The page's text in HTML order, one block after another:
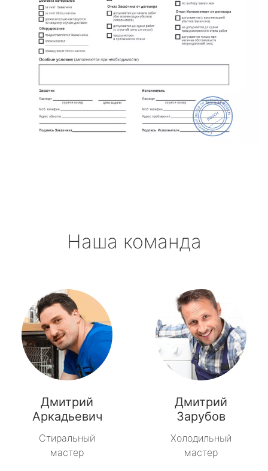
Наша команда
Дмитрий
Аркадьевич
Стиральный
мастер
Дмитрий
Зарубов
Холодильный
мастер